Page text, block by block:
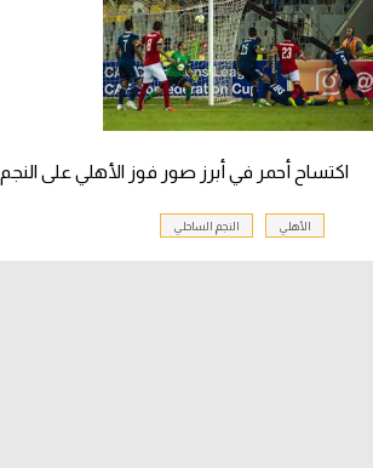
اكتساح أحمر في أبرز صور فوز الأهلي على النجم 6-2
الأهلي النجم الساحلي